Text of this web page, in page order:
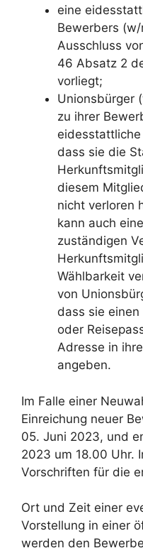
eine
Bewerbers
Ausschluss
46 Absatz 2
vorliegt;
Unionsbürger
zu ihrer
dass sie die
diesem
nicht verloren
kann auch
zuständigen
Wählbarkeit
von
dass sie
oder
Adresse in
angeben.
Im Falle einer
Einreichung neuer
05. Juni 2023, und
2023 um 18.00 Uhr.
Vorschriften für die
Ort und Zeit einer
Vorstellung in einer
werden den